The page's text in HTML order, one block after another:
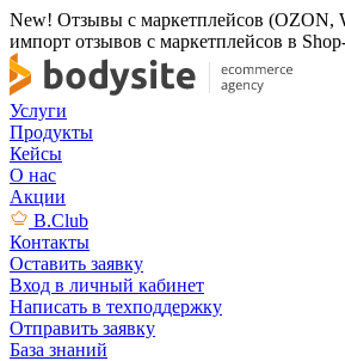
New! Отзывы с маркетплейсов (OZON,
импорт отзывов с маркетплейсов в
Услуги
Продукты
Кейсы
О нас
Акции
B.Club
Контакты
Оставить заявку
Вход в личный кабинет
Написать в техподдержку
Отправить заявку
База знаний